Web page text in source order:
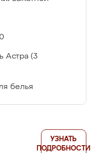
Астра (3
белья
УЗНАТЬ
ПОДРОБНОСТИ